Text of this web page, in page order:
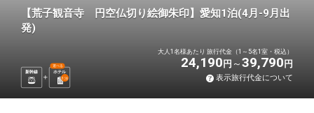
【荒子観音寺 円空仏切り絵御朱印】愛知1泊(4月-9月出
発)
新幹線 ホテル
選べる
1 泊
大人1名様あたり 旅行代金（1～5名1室・税込）
24,190 円 39,790 円
表示旅行代金について